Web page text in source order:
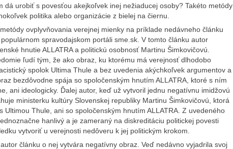
dá urobiť s povesťou akejkoľvek inej nežiaducej osoby? Takéto metódy
politika alebo organizácie z bielej na čiernu.
ovplyvňovania verejnej mienky na príklade nedávneho článku
spravodajskom portáli sme.sk. V tomto článku autor
hnutie ALLATRA a politickú osobnosť Martinu Šimkovičovú.
ľudí tým, že ako obraz, ku ktorému má verejnosť dlhodobo
spolok Ultima Thule a bez uvedenia akýchkoľvek argumentov a
bezdôvodne spája so spoločenským hnutím ALLATRA, ktoré s ním
ani ideologicky. Ďalej autor, keď už vytvoril jednu negatívnu imidžovú
ministerku kultúry Slovenskej republiky Martinu Šimkovičovú, ktorá
Ultimou Thule, ani so spoločenským hnutím ALLATRA. Z uvedeného
hanlivý a je zameraný na diskreditáciu politickej povesti
vytvoriť u verejnosti nedôveru k jej politickým krokom.
článku o nej vytvára negatívny obraz. Veď nedávno vyjadrila svoj